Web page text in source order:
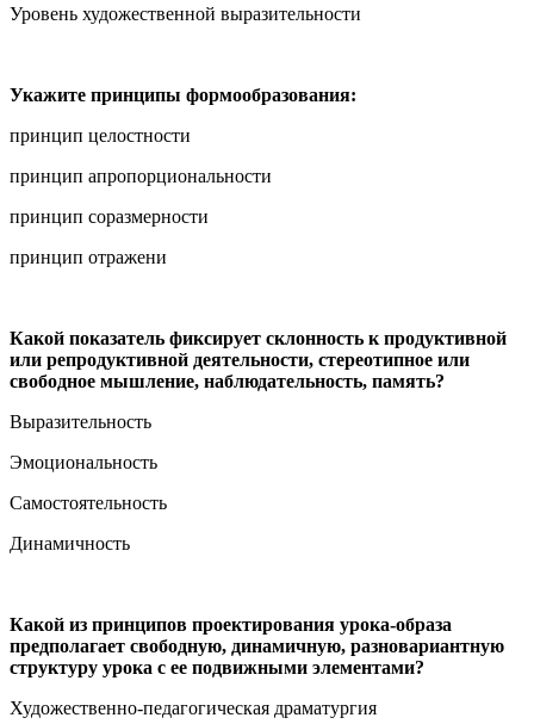
Уровень художественной выразительности
Укажите принципы формообразования:
принцип целостности
принцип апропорциональности
принцип соразмерности
принцип отражени
Какой показатель фиксирует склонность к продуктивной
или репродуктивной деятельности, стереотипное или
свободное мышление, наблюдательность, память?
Выразительность
Эмоциональность
Самостоятельность
Динамичность
Какой из принципов проектирования урока-образа
предполагает свободную, динамичную, разновариантную
структуру урока с ее подвижными элементами?
Художественно-педагогическая драматургия